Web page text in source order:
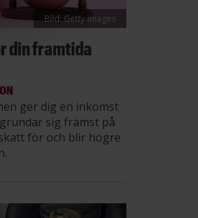
Bild: Getty Images
din framtida
ger dig en inkomst
sig främst på
för och blir högre